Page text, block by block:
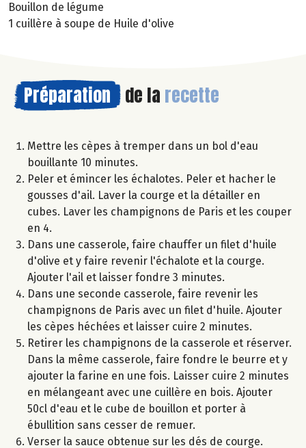
Bouillon de légume
1 cuillère à soupe de Huile d'olive
Préparation de la recette
Mettre les cèpes à tremper dans un bol d'eau
bouillante 10 minutes.
Peler et émincer les échalotes. Peler et hacher le
gousses d'ail. Laver la courge et la détailler en
cubes. Laver les champignons de Paris et les couper
en 4.
Dans une casserole, faire chauffer un filet d'huile
d'olive et y faire revenir l'échalote et la courge.
Ajouter l'ail et laisser fondre 3 minutes.
Dans une seconde casserole, faire revenir les
champignons de Paris avec un filet d'huile. Ajouter
les cèpes héchées et laisser cuire 2 minutes.
Retirer les champignons de la casserole et réserver.
Dans la même casserole, faire fondre le beurre et y
ajouter la farine en une fois. Laisser cuire 2 minutes
en mélangeant avec une cuillère en bois. Ajouter
50cl d'eau et le cube de bouillon et porter à
ébullition sans cesser de remuer.
Verser la sauce obtenue sur les dés de courge.